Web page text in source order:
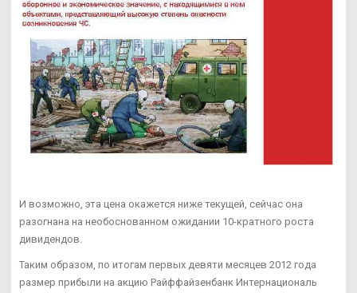
И возможно, эта цена окажется ниже текущей, сейчас она
разогнана на необоснованном ожидании 10-кратного роста
дивидендов.
Таким образом, по итогам первых девяти месяцев 2012 года
размер прибыли на акцию Райффайзенбанк Интернациональ